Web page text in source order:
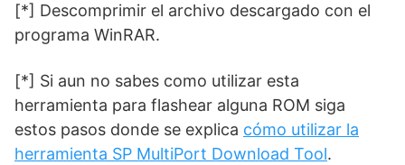
[*] Descomprimir el archivo descargado con el
programa WinRAR.
[*] Si aun no sabes como utilizar esta
herramienta para flashear alguna ROM siga
estos pasos donde se explica cómo utilizar la
herramienta SP MultiPort Download Tool.